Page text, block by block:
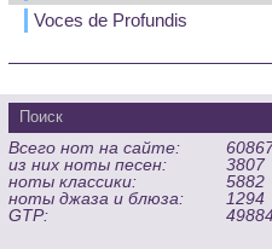
Voces de Profundis
Всего нот на сайте:
из них ноты песен:
3807
ноты классики:
5882
ноты джаза и блюза:
1294
GTP: